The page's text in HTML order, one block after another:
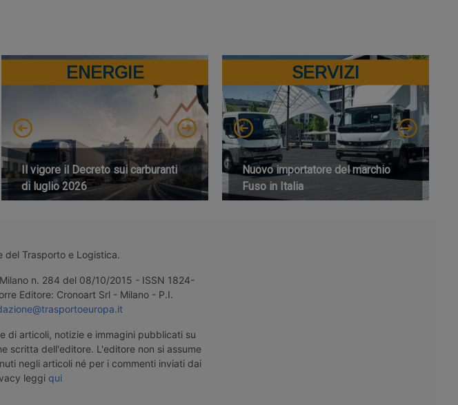
ENERGIE
Il vigore il Decreto sui carburanti
di luglio 2026
SERVIZI
Nuovo importatore del marchio
Fuso in Italia
del Trasporto e Logistica.
n. 284 del 08/10/2015 - ISSN 1824-
Editore: Cronoart Srl - Milano - P.I.
di articoli, notizie e immagini pubblicati su
scritta dell'editore. L'editore non si assume
negli articoli né per i commenti inviati dai
leggi qui